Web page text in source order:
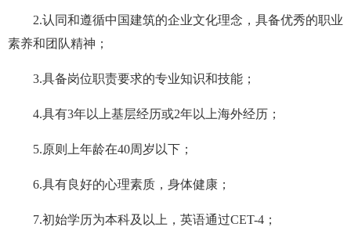
2.认同和遵循中国建筑的企业文化理念，具备优秀的职业
素养和团队精神；
3.具备岗位职责要求的专业知识和技能；
4.具有3年以上基层经历或2年以上海外经历；
5.原则上年龄在40周岁以下；
6.具有良好的心理素质，身体健康；
7.初始学历为本科及以上，英语通过CET-4；